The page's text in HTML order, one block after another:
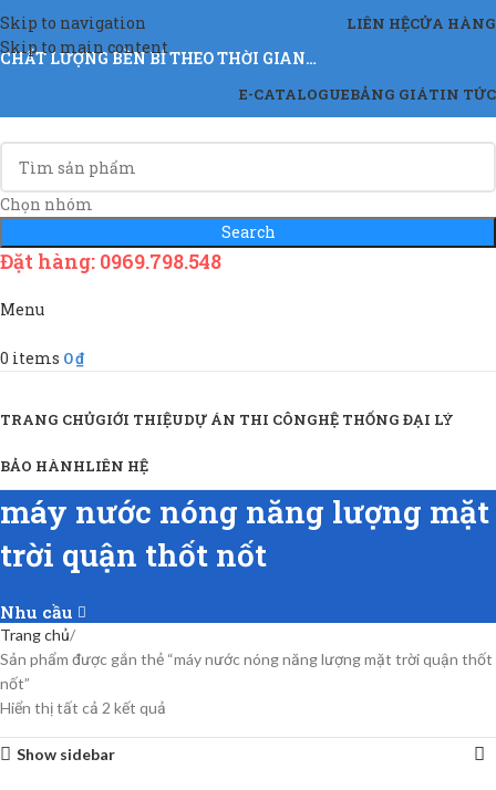
Skip to navigation
Skip to main content
LIÊN HỆCỬA HÀNG
CHẤT LƯỢNG BỀN BỈ THEO THỜI GIAN…
E-CATALOGUEBẢNG GIÁTIN TỨC
Chọn nhóm
Search
Đặt hàng: 0969.798.548
Menu
0 items 0₫
TRANG CHỦGIỚI THIỆUDỰ ÁN THI CÔNGHỆ THỐNG ĐẠI LÝ
BẢO HÀNHLIÊN HỆ
máy nước nóng năng lượng mặt
trời quận thốt nốt
Nhu cầu
Trang chủ
Sản phẩm được gắn thẻ “máy nước nóng năng lượng mặt trời quận thốt
nốt”
Hiển thị tất cả 2 kết quả
Show sidebar